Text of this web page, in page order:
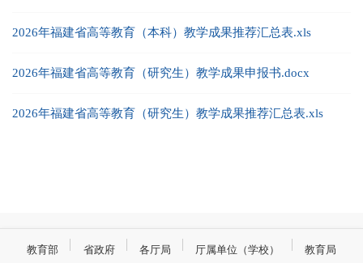
2026年福建省高等教育（本科）教学成果推荐汇总表.xls
2026年福建省高等教育（研究生）教学成果申报书.docx
2026年福建省高等教育（研究生）教学成果推荐汇总表.xls
教育部 省政府 各厅局 厅属单位（学校） 教育局